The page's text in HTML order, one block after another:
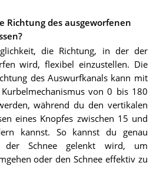
Richtung des ausgeworfenen
die Richtung, in der der
wird, flexibel einzustellen. Die
des Auswurfkanals kann mit
von 0 bis 180
während du den vertikalen
eines Knopfes zwischen 15 und
kannst. So kannst du genau
der Schnee gelenkt wird, um
oder den Schnee effektiv zu